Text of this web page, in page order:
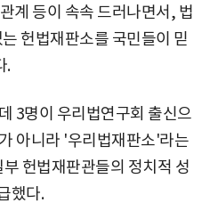
계 등이 속속 드러나면서, 법
헌법재판소를 국민들이 믿
.
3명이 우리법연구회 출신으
아니라 '우리법재판소'라는
헌법재판관들의 정치적 성
했다.